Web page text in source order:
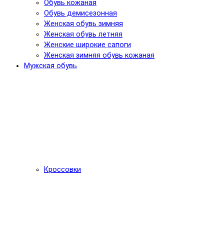
Обувь кожаная
Обувь демисезонная
Женская обувь зимняя
Женская обувь летняя
Женские широкие сапоги
Женская зимняя обувь кожаная
Мужская обувь
Кроссовки